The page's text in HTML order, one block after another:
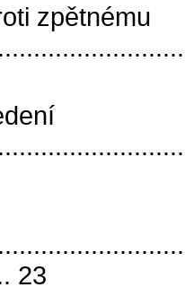
zpětnému
23